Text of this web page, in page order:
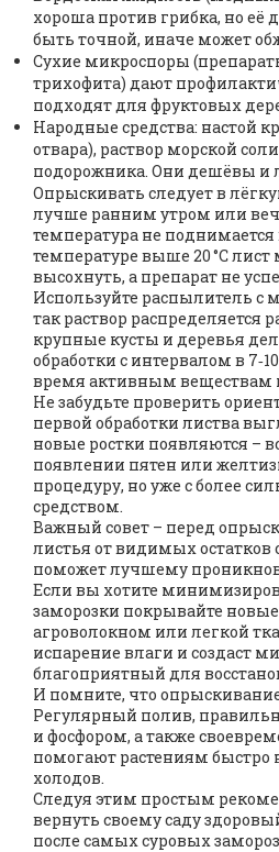
хороша против грибка, но её
быть точной, иначе может
Сухие микроспоры
трихофита) дают
подходят для фруктовых
Народные средства: настой
отвара), раствор морской соли
подорожника. Они дешёвы и
Опрыскивать следует в
лучше ранним утром или
температура не поднимается
температуре выше 20 °C
высохнуть, а препарат не
Используйте распылитель с
так раствор распределяется
крупные кусты и деревья
обработки с интервалом в
время активным веществам
Не забудьте проверить
первой обработки листва
новые ростки появляются –
появлении пятен или
процедуру, но уже с более
средством.
Важный совет – перед
листья от видимых остатков
поможет лучшему
Если вы хотите
заморозки покрывайте
агроволокном или легкой
испарение влаги и создаст
благоприятный для
И помните, что
Регулярный полив,
и фосфором, а также
помогают растениям быстро
холодов.
Следуя этим простым
вернуть своему саду
после самых суровых